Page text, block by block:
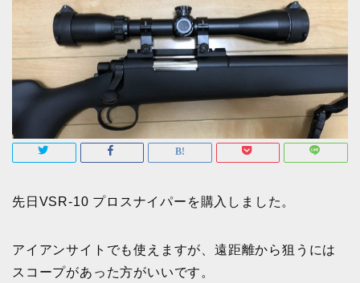
先日VSR-10 プロスナイパーを購入しました。
アイアンサイトでも使えますが、遠距離から狙うには
スコープがあった方がいいです。